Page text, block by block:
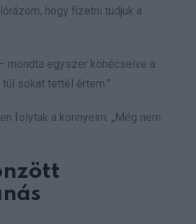
hogy fizetni tudjuk a
mondta egyszer köhécselve a
sokat tettél értem.”
folytak a könnyeim. „Még nem